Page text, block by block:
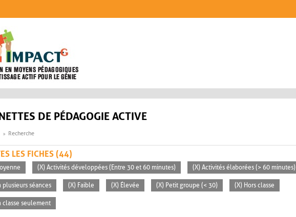
DE PÉDAGOGIE ACTIVE
Recherche
LES FICHES (44)
(X) Activités développées (Entre 30 et 60 minutes) (X) Activités élaborées (> 60 minutes)
plusieurs séances (X) Faible (X) Élevée (X) Petit groupe (< 30) (X) Hors classe
classe seulement